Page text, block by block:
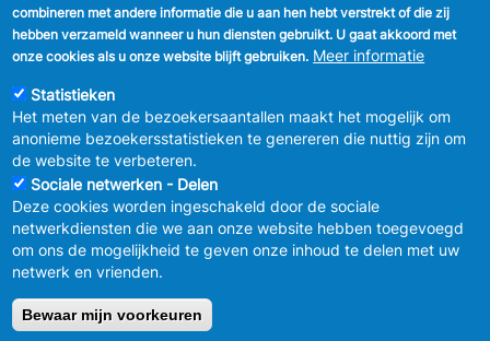
Linkedin
Instagram
MENU
FOOTER
LEGAL
Vertrouwelijkheid
Verbeteringsplan
van de sociale netwerken
combineren met andere informatie die u aan hen hebt verstrekt of die zij
hebben verzameld wanneer u hun diensten gebruikt. U gaat akkoord met
onze cookies als u onze website blijft gebruiken. Meer informatie
Statistieken
Het meten van de bezoekersaantallen maakt het mogelijk om
anonieme bezoekersstatistieken te genereren die nuttig zijn om
de website te verbeteren.
Sociale netwerken - Delen
Deze cookies worden ingeschakeld door de sociale
netwerkdiensten die we aan onze website hebben toegevoegd
om ons de mogelijkheid te geven onze inhoud te delen met uw
netwerk en vrienden.
Bewaar mijn voorkeuren